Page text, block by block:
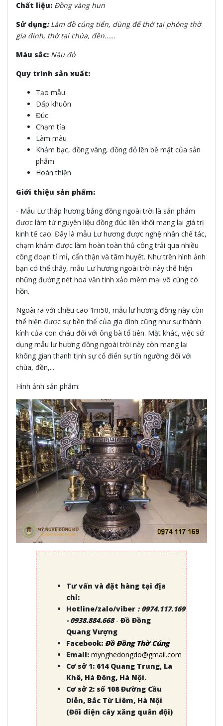
Chất liệu: Đồng vàng hun
Sử dụng: Làm đồ cúng tiến, dùng để thờ tại phòng thờ
gia đình, thờ tại chùa, đền……
Màu sắc: Nâu đỏ
Quy trình sản xuất:
Tạo mẫu
Dấp khuôn
Đúc
Chạm tỉa
Làm màu
Khảm bạc, đồng vàng, đồng đỏ lên bề mặt của sản
phẩm
Hoàn thiện
Giới thiệu sản phẩm:
- Mẫu Lư thắp hương bằng đồng ngoài trời là sản phẩm
được làm từ nguyên liệu đồng đúc liền khối mang lại giá trị
kinh tế cao. Đây là mẫu Lư hương được nghệ nhân chế tác,
chạm khảm được làm hoàn toàn thủ công trải qua nhiều
công đoạn tỉ mỉ, cẩn thận và tâm huyết. Như trên hình ảnh
bạn có thể thấy, mẫu Lư hương ngoài trời này thể hiện
những đường nét hoa văn tinh xảo mềm mại vô cùng có
hồn.
Ngoài ra với chiều cao 1m50, mẫu lư hương đồng này còn
thể hiện được sự bền thế của gia đình cũng như sự thành
kính của con cháu đối với ông bà tổ tiên. Mặt khác, việc sử
dụng mẫu lư hương đồng ngoài trời này còn mang lại
không gian thanh tịnh sự cổ điển sự tín ngưỡng đối với
chùa, đền,...
Hình ảnh sản phẩm:
Tư vấn và đặt hàng tại địa
chỉ:
Hotline/zalo/viber : 0974.117.169
- 0938.884.668 - Đồ Đồng
Quang Vượng
Facebook: Đồ Đồng Thờ Cúng
Email: mynghedongdo@gmail.com
Cơ sở 1: 614 Quang Trung, La
Khê, Hà Đông, Hà Nội.
Cơ sở 2: số 108 Đường Cầu
Diễn, Bắc Từ Liêm, Hà Nội
(Đối diện cây xăng quân đội)